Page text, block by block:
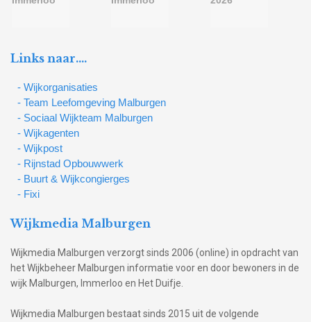
Links naar….
- Wijkorganisaties
- Team Leefomgeving Malburgen
- Sociaal Wijkteam Malburgen
- Wijkagenten
- Wijkpost
- Rijnstad Opbouwwerk
- Buurt & Wijkcongierges
- Fixi
Wijkmedia Malburgen
Wijkmedia Malburgen verzorgt sinds 2006 (online) in opdracht van
het Wijkbeheer Malburgen informatie voor en door bewoners in de
wijk Malburgen, Immerloo en Het Duifje.
Wijkmedia Malburgen bestaat sinds 2015 uit de volgende